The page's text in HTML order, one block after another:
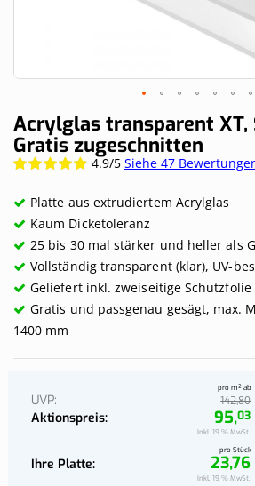
Skip
to
the
beginning
the
gallery
Acrylglas transparent XT,
Gratis zugeschnitten
Wertung:
4.9/5 Siehe 47
Platte aus extrudiertem Acrylglas
Kaum Dicketoleranz
25 bis 30 mal stärker und heller als
Vollständig transparent (klar), UV-
Geliefert inkl. zweiseitige Schutzfolie
Gratis und passgenau gesägt, max.
1400 mm
UVP 142,80
Aktionspreis
pro m² ab
95,03
Inkl. 19 % MwSt.
Ihre Platte
pro Stück
23,76
Inkl. 19 % MwSt.